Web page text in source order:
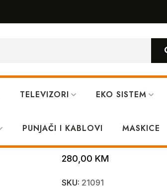
TELEVIZORI EKO SISTEM
PUNJAČI I KABLOVI MASKICE
Apple Pencil
280,00 KM
SKU: 21091